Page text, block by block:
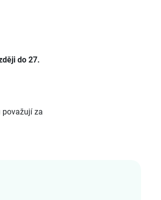
do 27.
považují za